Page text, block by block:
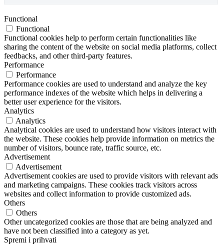
Functional
Functional
Functional cookies help to perform certain functionalities like
sharing the content of the website on social media platforms, collect
feedbacks, and other third-party features.
Performance
Performance
Performance cookies are used to understand and analyze the key
performance indexes of the website which helps in delivering a
better user experience for the visitors.
Analytics
Analytics
Analytical cookies are used to understand how visitors interact with
the website. These cookies help provide information on metrics the
number of visitors, bounce rate, traffic source, etc.
Advertisement
Advertisement
Advertisement cookies are used to provide visitors with relevant ads
and marketing campaigns. These cookies track visitors across
websites and collect information to provide customized ads.
Others
Others
Other uncategorized cookies are those that are being analyzed and
have not been classified into a category as yet.
Spremi i prihvati